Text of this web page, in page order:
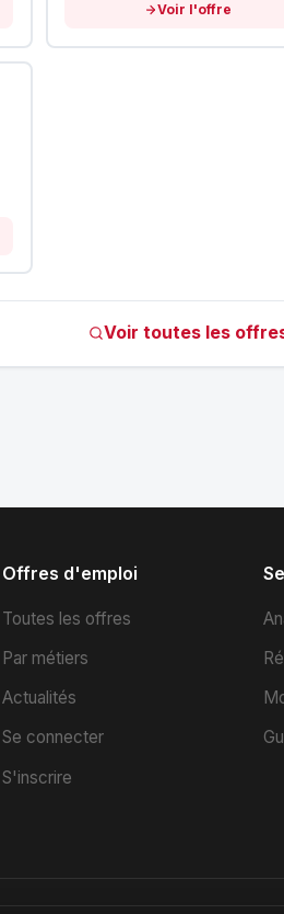
Voir l'offre
Voir toutes les
Offres d'emploi
Toutes les offres
Par métiers
Actualités
Se connecter
S'inscrire